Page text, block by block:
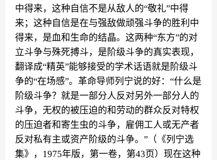
中得来， 这种自信不是从敌人的“敬礼”中得
来； 这种自信是在与强敌做顽强斗争的胜利中
得来，是血和生命的结晶。这两种“东方”的对
立斗争与殊死搏斗，是阶级斗争的真实表现，
翻译成“精英”能够接受的学术话语就是阶级斗
争的“在场感”。 革命导师列宁说的好： “什么是
阶级斗争？就是一部分人反对另外一部分人的
斗争，无权的被压迫的和劳动的群众反对特权
的压迫者和寄生虫的斗争，雇佣工人或无产者
反对私有主或资产阶级的斗争。”（ 《列宁选
集》
， 1975年版， 第一卷， 第43页） 现在这种